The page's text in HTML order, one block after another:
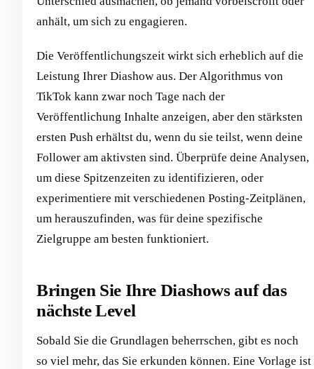
anhält, um sich zu engagieren.
Die Veröffentlichungszeit wirkt sich erheblich auf die
Leistung Ihrer Diashow aus. Der Algorithmus von
TikTok kann zwar noch Tage nach der
Veröffentlichung Inhalte anzeigen, aber den stärksten
ersten Push erhältst du, wenn du sie teilst, wenn deine
Follower am aktivsten sind. Überprüfe deine Analysen,
um diese Spitzenzeiten zu identifizieren, oder
experimentiere mit verschiedenen Posting-Zeitplänen,
um herauszufinden, was für deine spezifische
Zielgruppe am besten funktioniert.
Bringen Sie Ihre Diashows auf das
nächste Level
Sobald Sie die Grundlagen beherrschen, gibt es noch
so viel mehr, das Sie erkunden können. Eine Vorlage ist